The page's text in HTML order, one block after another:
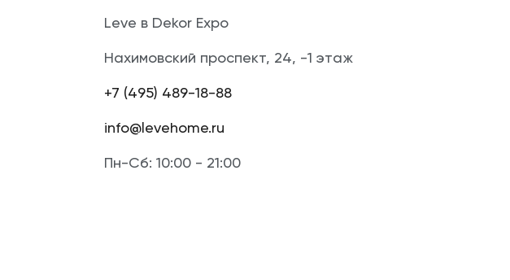
Leve в Dekor Expo
Нахимовский проспект, 24, -1 этаж
+7 (495) 489-18-88
info@levehome.ru
Пн-Сб: 10:00 - 21:00